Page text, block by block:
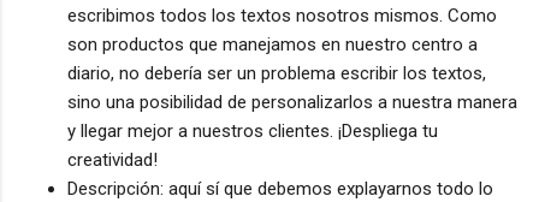
escribimos todos los textos nosotros mismos. Como
son productos que manejamos en nuestro centro a
diario, no debería ser un problema escribir los textos,
sino una posibilidad de personalizarlos a nuestra manera
y llegar mejor a nuestros clientes. ¡Despliega tu
creatividad!
Descripción: aquí sí que debemos explayarnos todo lo